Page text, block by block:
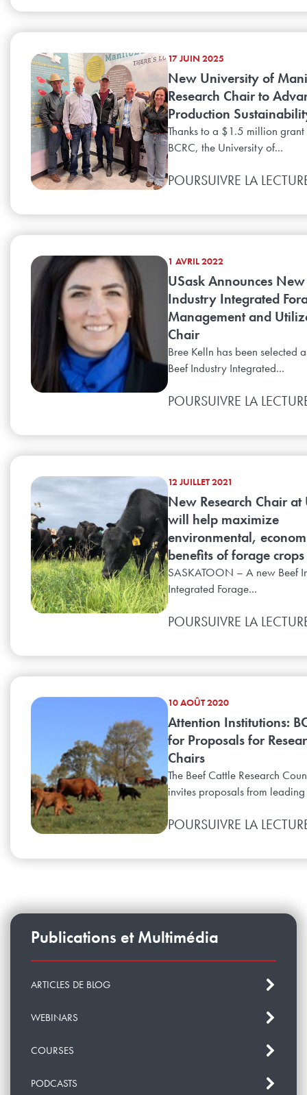
17 JUIN 2025
New University of
Research Chair to
Production
Thanks to a $1.5 million grant
BCRC, the University of...
POURSUIVRE LA
1 AVRIL 2022
USask Announces
Industry Integrated
Management and
Chair
Bree Kelln has been selected
Beef Industry Integrated...
POURSUIVRE LA
12 JUILLET 2021
New Research Chair at
will help maximize
environmental,
benefits of forage crops
SASKATOON – A new Beef
Integrated Forage...
POURSUIVRE LA
10 AOÛT 2020
Attention Institutions:
for Proposals for
Chairs
The Beef Cattle Research
invites proposals from leading
POURSUIVRE LA
Publications et Multimédia
ARTICLES DE BLOG
WEBINARS
COURSES
PODCASTS